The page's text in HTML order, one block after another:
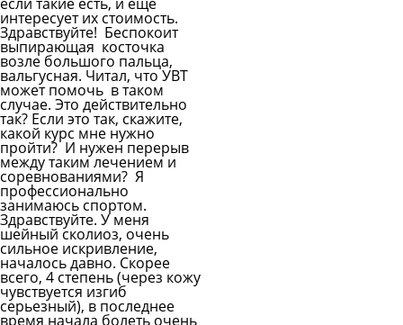
интересует их стоимость.
Здравствуйте! Беспокоит
выпирающая косточка
возле большого пальца,
вальгусная. Читал, что УВТ
может помочь в таком
случае. Это действительно
так? Если это так, скажите,
какой курс мне нужно
пройти? И нужен перерыв
между таким лечением и
соревнованиями? Я
профессионально
занимаюсь спортом.
Здравствуйте. У меня
шейный сколиоз, очень
сильное искривление,
началось давно. Скорее
всего, 4 степень (через кожу
чувствуется изгиб
серьезный), в последнее
время начала болеть очень